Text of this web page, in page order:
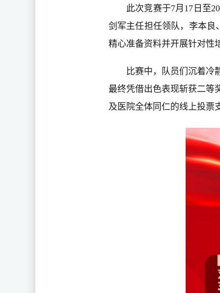
此次竞赛于7月17日至
剑军主任担任领队，李本良
精心准备资料并开展针对性
比赛中，队员们沉着冷
最终凭借出色表现斩获二等
及医院全体同仁的线上投票